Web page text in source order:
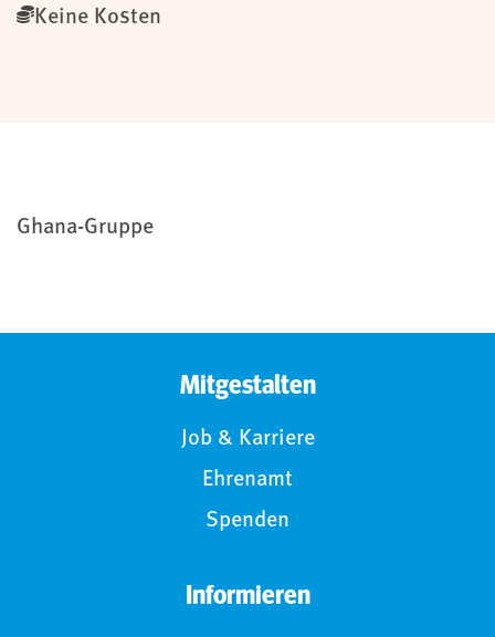
Keine Kosten
Ghana-Gruppe
Mitgestalten
Job & Karriere
Ehrenamt
Spenden
Informieren